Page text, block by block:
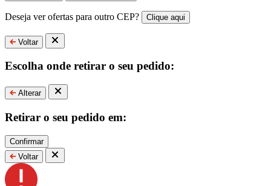
Deseja ver ofertas para outro CEP? Clique aqui
Voltar
Escolha onde retirar o seu pedido:
Alterar
Retirar o seu pedido em:
Confirmar
Voltar